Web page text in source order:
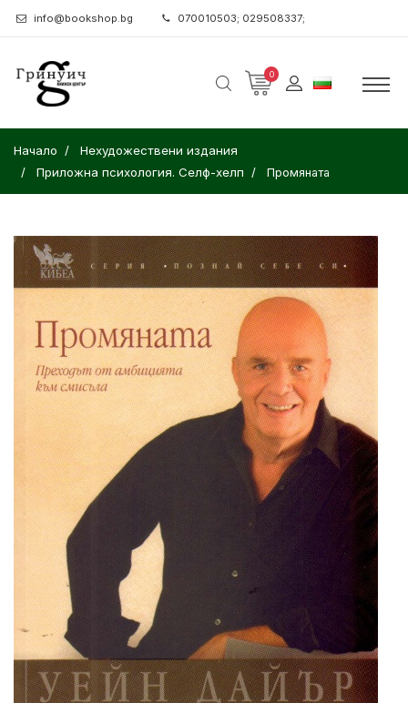
info@bookshop.bg 070010503; 029508337;
0
Начало
Нехудожествени издания
Приложна психология. Селф-хелп
Промяната